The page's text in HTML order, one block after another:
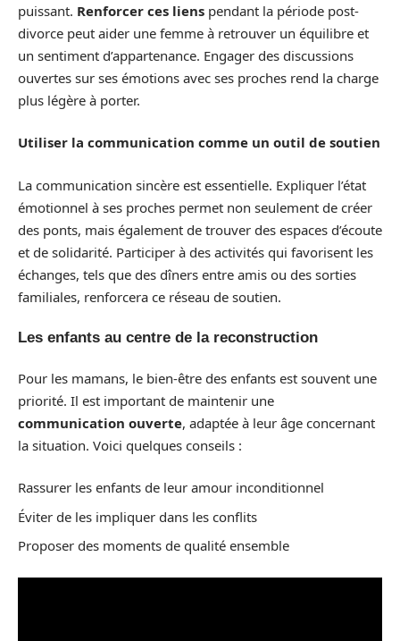
puissant. Renforcer ces liens pendant la période post-
divorce peut aider une femme à retrouver un équilibre et
un sentiment d’appartenance. Engager des discussions
ouvertes sur ses émotions avec ses proches rend la charge
plus légère à porter.
Utiliser la communication comme un outil de soutien
La communication sincère est essentielle. Expliquer l’état
émotionnel à ses proches permet non seulement de créer
des ponts, mais également de trouver des espaces d’écoute
et de solidarité. Participer à des activités qui favorisent les
échanges, tels que des dîners entre amis ou des sorties
familiales, renforcera ce réseau de soutien.
Les enfants au centre de la reconstruction
Pour les mamans, le bien-être des enfants est souvent une
priorité. Il est important de maintenir une
communication ouverte, adaptée à leur âge concernant
la situation. Voici quelques conseils :
Rassurer les enfants de leur amour inconditionnel
Éviter de les impliquer dans les conflits
Proposer des moments de qualité ensemble